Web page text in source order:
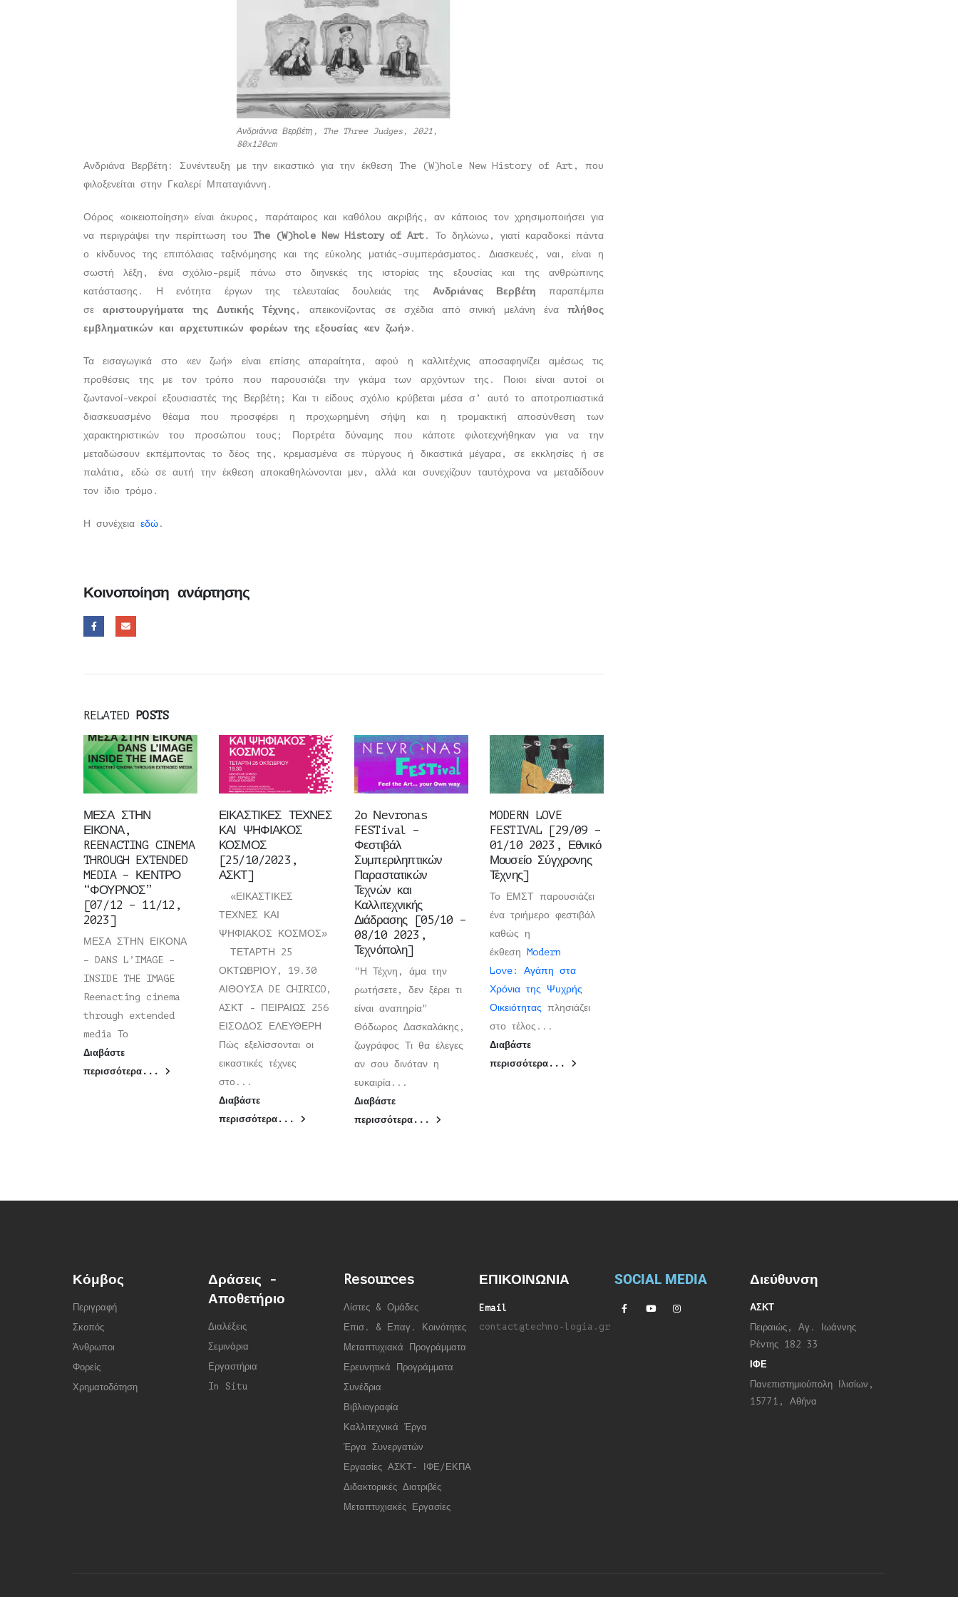
Ανδριάννα Βερβέτη, The Three Judges, 2021,
80x120cm
Ανδριάνα Βερβέτη: Συνέντευξη με την εικαστικό για την έκθεση The (W)hole New History of Art, που
φιλοξενείται στην Γκαλερί Μπαταγιάννη.
Οόρος «οικειοποίηση» είναι άκυρος, παράταιρος και καθόλου ακριβής, αν κάποιος τον χρησιμοποιήσει για
να περιγράψει την περίπτωση του The (W)hole New History of Art . Το δηλώνω, γιατί καραδοκεί πάντα
ο κίνδυνος της επιπόλαιας ταξινόμησης και της εύκολης ματιάς-συμπεράσματος. Διασκευές, ναι, είναι η
σωστή λέξη, ένα σχόλιο-ρεμίξ πάνω στο διηνεκές της ιστορίας της εξουσίας και της ανθρώπινης
κατάστασης. Η ενότητα έργων της τελευταίας δουλειάς της Ανδριάνας Βερβέτη παραπέμπει
σεαριστουργήματα της Δυτικής Τέχνης , απεικονίζοντας σε σχέδια από σινική μελάνη έναπλήθος
εμβληματικών και αρχετυπικών φορέων της εξουσίας «εν ζωή» .
Τα εισαγωγικά στο «εν ζωή» είναι επίσης απαραίτητα, αφού η καλλιτέχνις αποσαφηνίζει αμέσως τις
προθέσεις της με τον τρόπο που παρουσιάζει την γκάμα των αρχόντων της. Ποιοι είναι αυτοί οι
ζωντανοί-νεκροί εξουσιαστές της Βερβέτη; Και τι είδους σχόλιο κρύβεται μέσα σ’ αυτό το αποτροπιαστικά
διασκευασμένο θέαμα που προσφέρει η προχωρημένη σήψη και η τρομακτική αποσύνθεση των
χαρακτηριστικών του προσώπου τους; Πορτρέτα δύναμης που κάποτε φιλοτεχνήθηκαν για να την
μεταδώσουν εκπέμποντας το δέος της, κρεμασμένα σε πύργους ή δικαστικά μέγαρα, σε εκκλησίες ή σε
παλάτια, εδώ σε αυτή την έκθεση αποκαθηλώνονται μεν, αλλά και συνεχίζουν ταυτόχρονα να μεταδίδουν
τον ίδιο τρόμο.
Η συνέχεια εδώ .
Κοινοποίηση ανάρτησης
RELATED POSTS
ΜΕΣΑ ΣΤΗΝ
ΕΙΚΟΝΑ,
REENACTING CINEMA
THROUGH EXTENDED
MEDIA – ΚΕΝΤΡΟ
“ΦΟΥΡΝΟΣ”
[07/12 – 11/12,
2023]
ΜΕΣΑ ΣΤΗΝ ΕΙΚΟΝΑ
– DANS L’IMAGE –
INSIDE THE IMAGE
Reenacting cinema
through extended
media Το
Διαβάστε
περισσότερα...
ΕΙΚΑΣΤΙΚΕΣ ΤΕΧΝΕΣ
ΚΑΙ ΨΗΦΙΑΚΟΣ
ΚΟΣΜΟΣ
[25/10/2023,
ΑΣΚΤ]
«ΕΙΚΑΣΤΙΚΕΣ
ΤΕΧΝΕΣ ΚΑΙ
ΨΗΦΙΑΚΟΣ ΚΟΣΜΟΣ»
ΤΕΤΑΡΤΗ 25
ΟΚΤΩΒΡΙΟΥ, 19.30
ΑΙΘΟΥΣΑ DE CHIRICO,
AΣΚΤ - ΠΕΙΡΑΙΩΣ 256
ΕΙΣΟΔΟΣ ΕΛΕΥΘΕΡΗ
Πώς εξελίσσονται οι
εικαστικές τέχνες
στο...
Διαβάστε
περισσότερα...
2ο Νevronas
FESTival –
Φεστιβάλ
Συμπεριληπτικών
Παραστατικών
Τεχνών και
Καλλιτεχνικής
Διάδρασης [05/10 –
08/10 2023,
Τεχνόπολη]
"Η Τέχνη, άμα την
ρωτήσετε, δεν ξέρει τι
είναι αναπηρία"
Θόδωρος Δασκαλάκης,
ζωγράφος Τι θα έλεγες
αν σου δινόταν η
ευκαιρία...
Διαβάστε
περισσότερα...
MODERN LOVE
FESTIVAL [29/09 –
01/10 2023, Εθνικό
Μουσείο Σύγχρονης
Τέχνης]
Το ΕΜΣΤ παρουσιάζει
ένα τριήμερο φεστιβάλ
καθώς η
έκθεση Modern
Love: Αγάπη στα
Χρόνια της Ψυχρής
Οικειότητας πλησιάζει
στο τέλος...
Διαβάστε
περισσότερα...
Κόμβος
Περιγραφή
Σκοπός
Άνθρωποι
Φορείς
Χρηματοδότηση
Δράσεις -
Αποθετήριο
Διαλέξεις
Σεμινάρια
Εργαστήρια
In Situ
Resources
Λίστες & Ομάδες
Επισ. & Επαγ. Κοινότητες
Μεταπτυχιακά Προγράμματα
Ερευνητικά Προγράμματα
Συνέδρια
Βιβλιογραφία
Καλλιτεχνικά Έργα
Έργα Συνεργατών
Εργασίες ΑΣΚΤ- ΙΦΕ/ΕΚΠΑ
Διδακτορικές Διατριβές
Μεταπτυχιακές Εργασίες
ΕΠΙΚΟΙΝΩΝΙΑ
Email
contact@techno-logia.gr
SOCIAL MEDIA Διεύθυνση
ΑΣΚΤ
Πειραιώς, Αγ. Ιωάννης
Ρέντης 182 33
ΙΦΕ
Πανεπιστημιούπολη Ιλισίων,
15771, Αθήνα